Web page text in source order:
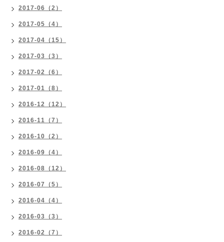
2017-06（2）
2017-05（4）
2017-04（15）
2017-03（3）
2017-02（6）
2017-01（8）
2016-12（12）
2016-11（7）
2016-10（2）
2016-09（4）
2016-08（12）
2016-07（5）
2016-04（4）
2016-03（3）
2016-02（7）